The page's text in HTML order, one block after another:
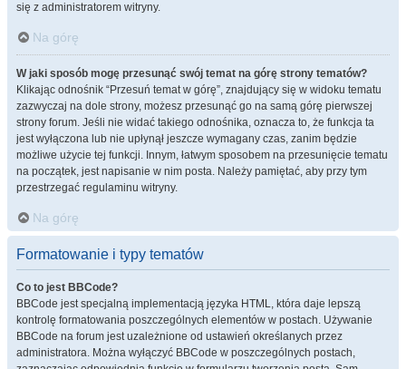
się z administratorem witryny.
Na górę
W jaki sposób mogę przesunąć swój temat na górę strony tematów?
Klikając odnośnik “Przesuń temat w górę”, znajdujący się w widoku tematu
zazwyczaj na dole strony, możesz przesunąć go na samą górę pierwszej
strony forum. Jeśli nie widać takiego odnośnika, oznacza to, że funkcja ta
jest wyłączona lub nie upłynął jeszcze wymagany czas, zanim będzie
możliwe użycie tej funkcji. Innym, łatwym sposobem na przesunięcie tematu
na początek, jest napisanie w nim posta. Należy pamiętać, aby przy tym
przestrzegać regulaminu witryny.
Na górę
Formatowanie i typy tematów
Co to jest BBCode?
BBCode jest specjalną implementacją języka HTML, która daje lepszą
kontrolę formatowania poszczególnych elementów w postach. Używanie
BBCode na forum jest uzależnione od ustawień określanych przez
administratora. Można wyłączyć BBCode w poszczególnych postach,